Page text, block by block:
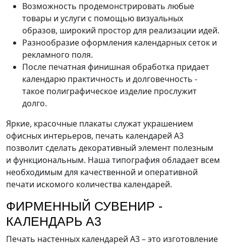
Возможность продемонстрировать любые
товары и услуги с помощью визуальных
образов, широкий простор для реализации идей.
Разнообразие оформления календарных сеток и
рекламного поля.
После печатная финишная обработка придает
календарю практичность и долговечность -
такое полиграфическое изделие прослужит
долго.
Яркие, красочные плакаты служат украшением
офисных интерьеров, печать календарей А3
позволит сделать декоративный элемент полезным
и функциональным. Наша типография обладает всем
необходимым для качественной и оперативной
печати искомого количества календарей.
ФИРМЕННЫЙ СУВЕНИР -
КАЛЕНДАРЬ А3
Печать настенных календарей А3 – это изготовление